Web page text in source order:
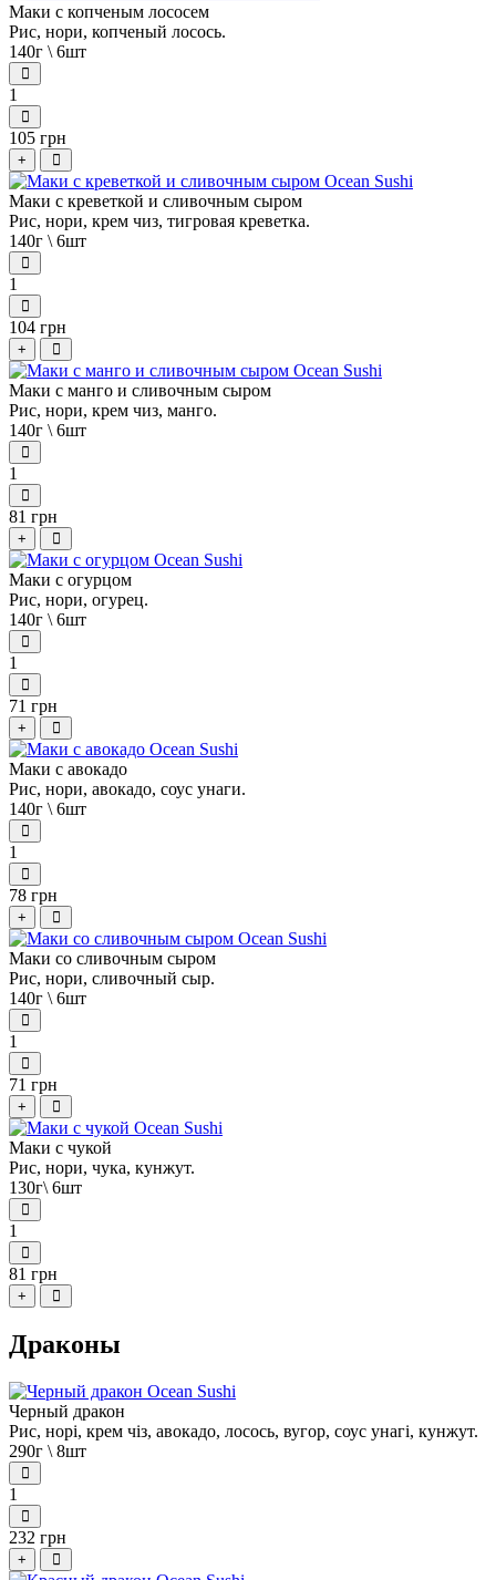
Маки с копченым лососем
Рис, нори, копченый лосось.
140г \ 6шт
1
105 грн
+
Маки с креветкой и сливочным сыром
Рис, нори, крем чиз, тигровая креветка.
140г \ 6шт
1
104 грн
+
Маки с манго и сливочным сыром
Рис, нори, крем чиз, манго.
140г \ 6шт
1
81 грн
+
Маки с огурцом
Рис, нори, огурец.
140г \ 6шт
1
71 грн
+
Маки с авокадо
Рис, нори, авокадо, соус унаги.
140г \ 6шт
1
78 грн
+
Маки со сливочным сыром
Рис, нори, сливочный сыр.
140г \ 6шт
1
71 грн
+
Маки с чукой
Рис, нори, чука, кунжут.
130г\ 6шт
1
81 грн
+
Драконы
Черный дракон
Рис, норі, крем чіз, авокадо, лосось, вугор, соус унагі, кунжут.
290г \ 8шт
1
232 грн
+